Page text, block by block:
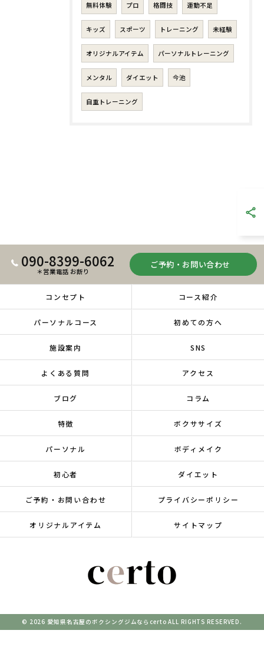
無料体験 プロ 格闘技 運動不足
キッズ スポーツ トレーニング 未経験
オリジナルアイテム パーソナルトレーニング
メンタル ダイエット 今池
自重トレーニング
090-8399-6062
＊営業電話 お断り
ご予約・お問い合わせ
コンセプト コース紹介
パーソナルコース 初めての方へ
施設案内 SNS
よくある質問 アクセス
ブログ コラム
特徴 ボクササイズ
パーソナル ボディメイク
初心者 ダイエット
ご予約・お問い合わせ プライバシーポリシー
オリジナルアイテム サイトマップ
© 2026 愛知県名古屋のボクシングジムならcerto ALL RIGHTS RESERVED.